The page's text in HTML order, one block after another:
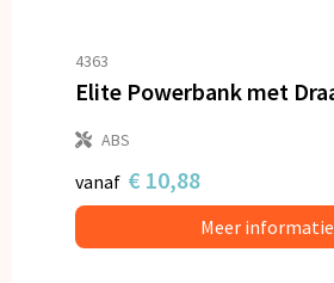
4363
ABS
vanaf € 10,88
Meer informatie